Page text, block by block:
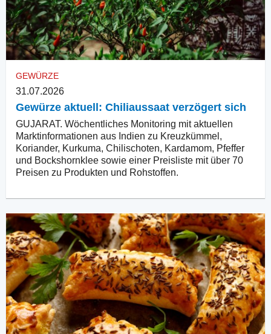
GEWÜRZE
31.07.2026
Gewürze aktuell: Chiliaussaat verzögert sich
GUJARAT. Wöchentliches Monitoring mit aktuellen
Marktinformationen aus Indien zu Kreuzkümmel,
Koriander, Kurkuma, Chilischoten, Kardamom, Pfeffer
und Bockshornklee sowie einer Preisliste mit über 70
Preisen zu Produkten und Rohstoffen.